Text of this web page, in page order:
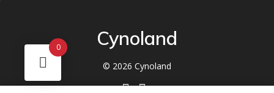
Cynoland
© 2026 Cynoland
0